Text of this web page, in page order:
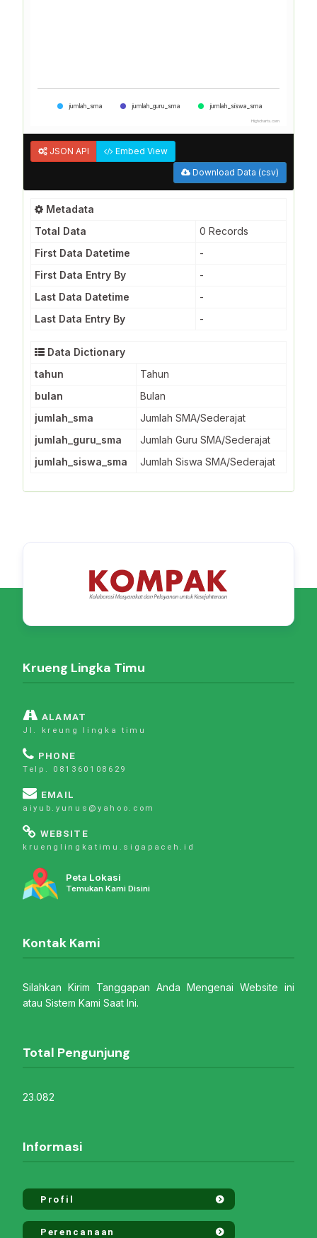
jumlah_sma jumlah_guru_sma jumlah_siswa_sma
Highcharts.com
JSON API
Embed View
Download Data (csv)
Metadata
Total Data
0 Records
First Data Datetime
-
First Data Entry By
-
Last Data Datetime
-
Last Data Entry By
-
Data Dictionary
tahun
Tahun
bulan
Bulan
jumlah_sma
Jumlah SMA/Sederajat
jumlah_guru_sma
Jumlah Guru SMA/Sederajat
jumlah_siswa_sma
Jumlah Siswa SMA/Sederajat
Krueng Lingka Timu
ALAMAT
Jl. kreung lingka timu
PHONE
Telp. 081360108629
EMAIL
aiyub.yunus@yahoo.com
WEBSITE
kruenglingkatimu.sigapaceh.id
Peta Lokasi
Temukan Kami Disini
Kontak Kami
Silahkan Kirim Tanggapan Anda Mengenai Website ini
atau Sistem Kami Saat Ini.
Total Pengunjung
23.082
Informasi
Profil
Perencanaan